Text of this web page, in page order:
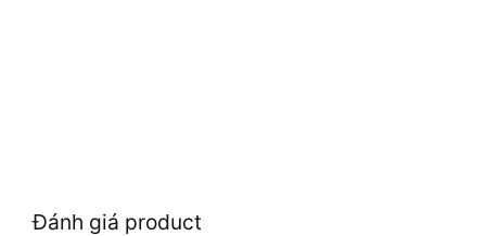
Đánh giá product